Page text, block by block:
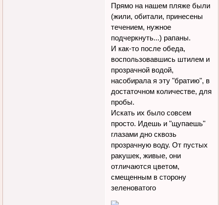
Прямо на нашем пляже были
(жили, обитали, принесены
течением, нужное
подчеркнуть...) рапаны.
И как-то после обеда,
воспользовавшись штилем и
прозрачной водой,
насобирала я эту "братию", в
достаточном количестве, для
пробы.
Искать их было совсем
просто. Идешь и "щупаешь"
глазами дно сквозь
прозрачную воду. От пустых
ракушек, живые, они
отличаются цветом,
смещенным в сторону
зеленоватого